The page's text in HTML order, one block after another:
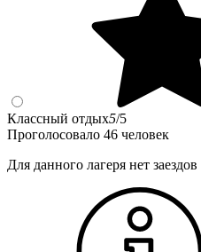
Классный отдых5/5
Проголосовало 46 человек
Для данного лагеря нет заездов